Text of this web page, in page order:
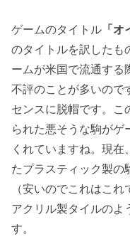
ゲームのタイトル 「
のタイトルを訳したも
ームが米国で流通する
不評のことが多いので
センスに脱帽です。こ
られた悪そうな駒がゲ
くれていますね。現在
たプラスティック製の
（安いのでこれはこ
アクリル製タイルのよ
す。